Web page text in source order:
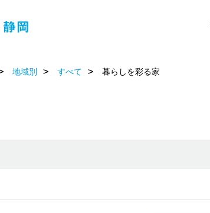
地域別 すべて 暮らしを彩る家